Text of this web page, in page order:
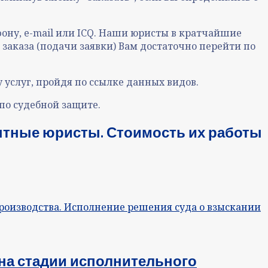
e-mail или ICQ. Наши юристы в кратчайшие
(подачи заявки) Вам достаточно перейти по
пройдя по ссылке данных видов.
судебной защите.
юристы. Стоимость их работы
стадии исполнительного